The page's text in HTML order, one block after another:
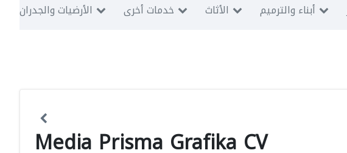
الأرضيات والجدران
خدمات أخرى الأثاث أبناء والترميم
Media Prisma Grafika CV